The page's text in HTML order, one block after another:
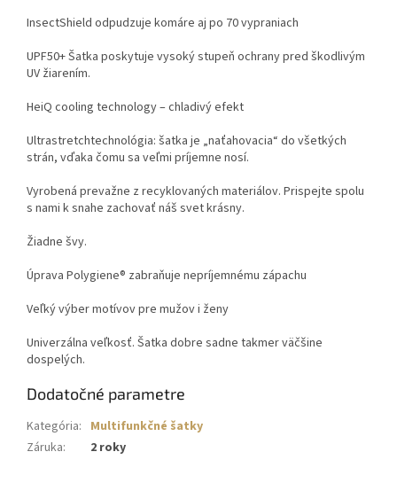
InsectShield odpudzuje komáre aj po 70 vypraniach
UPF50+ Šatka poskytuje vysoký stupeň ochrany pred škodlivým
UV žiarením.
HeiQ cooling technology – chladivý efekt
Ultrastretchtechnológia: šatka je „naťahovacia“ do všetkých
strán, vďaka čomu sa veľmi príjemne nosí.
Vyrobená prevažne z recyklovaných materiálov. Prispejte spolu
s nami k snahe zachovať náš svet krásny.
Žiadne švy.
Úprava Polygiene® zabraňuje nepríjemnému zápachu
Veľký výber motívov pre mužov i ženy
Univerzálna veľkosť. Šatka dobre sadne takmer väčšine
dospelých.
Dodatočné parametre
Kategória: Multifunkčné šatky
Záruka: 2 roky